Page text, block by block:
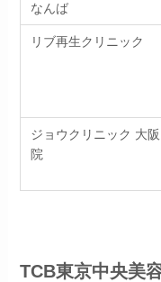
なんば
リブ再生クリニック
ジョウクリニック 大阪
院
TCB東京中央美